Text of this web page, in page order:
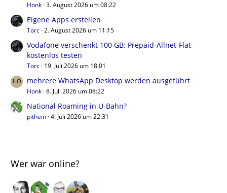
Honk 3. August 2026 um 08:22
Eigene Apps erstellen
Torc 2. August 2026 um 11:15
Vodafone verschenkt 100 GB: Prepaid-Allnet-Flat
kostenlos testen
Torc 19. Juli 2026 um 18:01
mehrere WhatsApp Desktop werden ausgeführt
Honk 8. Juli 2026 um 08:22
National Roaming in U-Bahn?
pithein 4. Juli 2026 um 22:31
Wer war online?